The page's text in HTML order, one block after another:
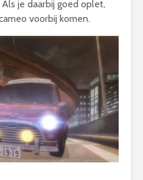
je daarbij goed oplet,
voorbij komen.